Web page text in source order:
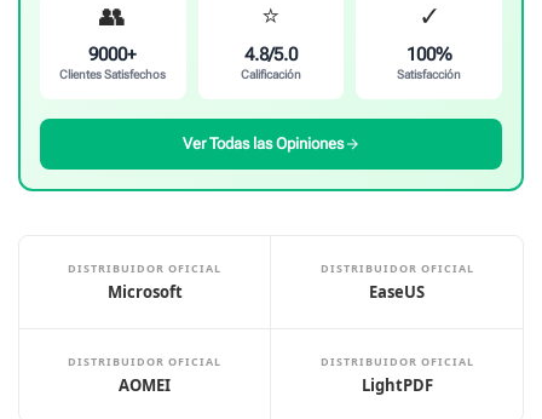
👥
9000+
Clientes Satisfechos
⭐
4.8/5.0
Calificación
✓
100%
Satisfacción
Ver Todas las Opiniones
DISTRIBUIDOR OFICIAL
Microsoft
DISTRIBUIDOR OFICIAL
EaseUS
DISTRIBUIDOR OFICIAL
AOMEI
DISTRIBUIDOR OFICIAL
LightPDF